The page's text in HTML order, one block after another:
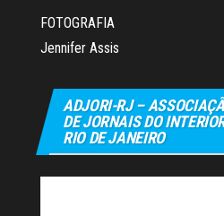
FOTOGRAFIA
Jennifer Assis
ADJORI-RJ –
DE JORNAIS DO
RIO DE JANEIRO